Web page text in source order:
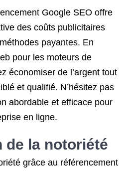
Google SEO offre
des coûts publicitaires
payantes. En
pour les moteurs de
économiser de l’argent tout
et qualifié. N’hésitez pas
abordable et efficace pour
en ligne.
de la notoriété
grâce au référencement